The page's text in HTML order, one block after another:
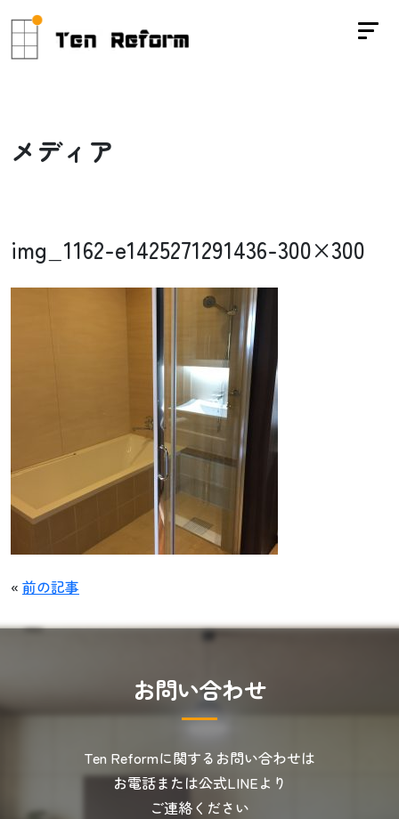
メ ディ ア
img_1162-e1425271291436-300×300
« 前の記事
お問い合わせ
Ten Reformに関するお問い合わせは
お電話または公式LINEより
ご連絡ください